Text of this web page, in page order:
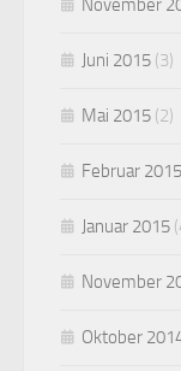
November
Juni 2015 (3)
Mai 2015 (2)
Februar 2015
Januar 2015
November
Oktober